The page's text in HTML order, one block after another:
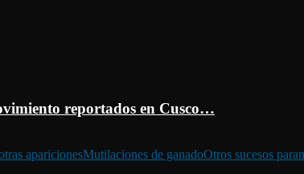
reportados en Cusco…
aparicionesMutilaciones de ganadoOtros sucesos